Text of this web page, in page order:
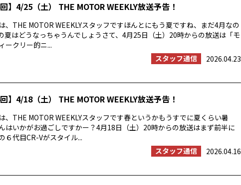
回】4/25（土） THE MOTOR WEEKLY放送予告！
、THE MOTOR WEEKLYスタッフですほんとにもう夏ですね、まだ4月なの
夏はどうなっちゃうんでしょうさて、4月25日（土）20時からの放送は「モ
ークリー的ニ...
スタッフ通信
2026.04.23
回】4/18（土） THE MOTOR WEEKLY放送予告！
、THE MOTOR WEEKLYスタッフです春というかもうすでに夏くらい暑
はいかがお過ごしですかー？4月18日（土）20時からの放送はまず前半に
６代目CR-Vがスタイル...
スタッフ通信
2026.04.16